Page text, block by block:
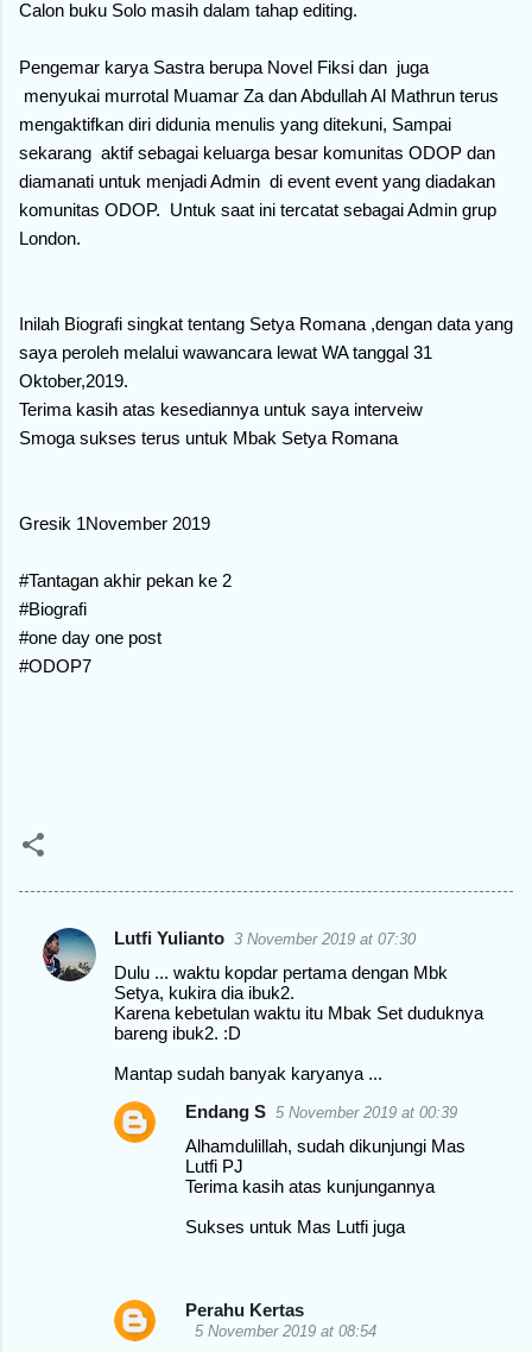
Calon buku Solo masih dalam tahap editing.
Pengemar karya Sastra berupa Novel Fiksi dan juga
menyukai murrotal Muamar Za dan Abdullah Al Mathrun terus
mengaktifkan diri didunia menulis yang ditekuni, Sampai
sekarang aktif sebagai keluarga besar komunitas ODOP dan
diamanati untuk menjadi Admin di event event yang diadakan
komunitas ODOP. Untuk saat ini tercatat sebagai Admin grup
London.
Inilah Biografi singkat tentang Setya Romana ,dengan data yang
saya peroleh melalui wawancara lewat WA tanggal 31
Oktober,2019.
Terima kasih atas kesediannya untuk saya interveiw
Smoga sukses terus untuk Mbak Setya Romana
Gresik 1November 2019
#Tantagan akhir pekan ke 2
#Biografi
#one day one post
#ODOP7
C
Lutfi Yulianto 3 November 2019 at 07:30
Dulu ... waktu kopdar pertama dengan Mbk
Setya, kukira dia ibuk2.
Karena kebetulan waktu itu Mbak Set duduknya
bareng ibuk2. :D
Mantap sudah banyak karyanya ...
Endang S 5 November 2019 at 00:39
Alhamdulillah, sudah dikunjungi Mas
Lutfi PJ
Terima kasih atas kunjungannya
Sukses untuk Mas Lutfi juga
Perahu Kertas
5 November 2019 at 08:54